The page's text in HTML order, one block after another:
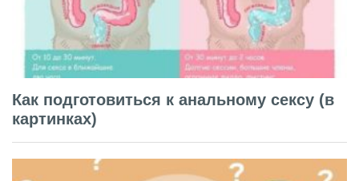
Как подготовиться к анальному сексу (в
картинках)